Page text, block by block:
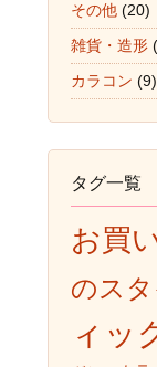
その他 (20)
雑貨・造形
カラコン (9)
タグ一覧
お買
のス
ィッ